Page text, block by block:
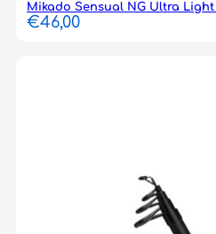
Mikado Sensual NG Ultra Light
€46,00